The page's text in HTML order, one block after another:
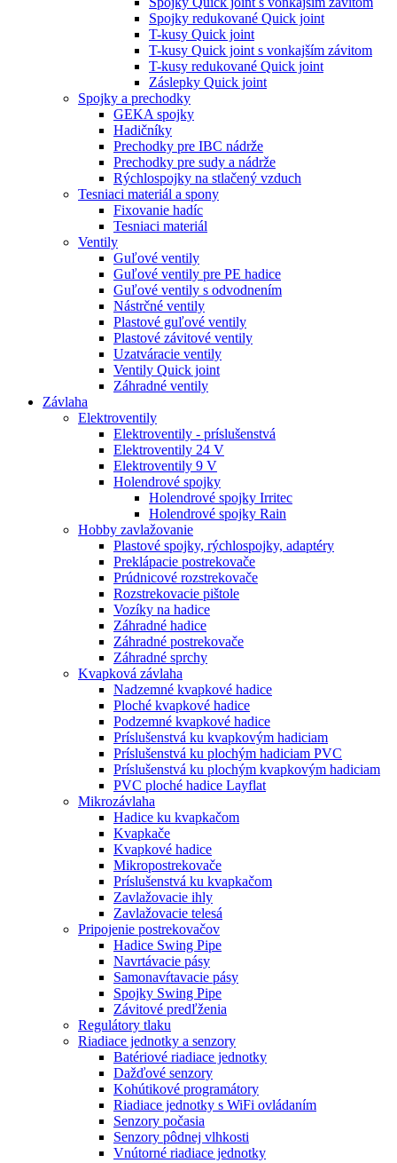
Spojky redukované Quick joint
T-kusy Quick joint
T-kusy Quick joint s vonkajším závitom
T-kusy redukované Quick joint
Záslepky Quick joint
Spojky a prechodky
GEKA spojky
Hadičníky
Prechodky pre IBC nádrže
Prechodky pre sudy a nádrže
Rýchlospojky na stlačený vzduch
Tesniaci materiál a spony
Fixovanie hadíc
Tesniaci materiál
Ventily
Guľové ventily
Guľové ventily pre PE hadice
Guľové ventily s odvodnením
Nástrčné ventily
Plastové guľové ventily
Plastové závitové ventily
Uzatváracie ventily
Ventily Quick joint
Záhradné ventily
Závlaha
Elektroventily
Elektroventily - príslušenstvá
Elektroventily 24 V
Elektroventily 9 V
Holendrové spojky
Holendrové spojky Irritec
Holendrové spojky Rain
Hobby zavlažovanie
Plastové spojky, rýchlospojky, adaptéry
Preklápacie postrekovače
Prúdnicové rozstrekovače
Rozstrekovacie pištole
Vozíky na hadice
Záhradné hadice
Záhradné postrekovače
Záhradné sprchy
Kvapková závlaha
Nadzemné kvapkové hadice
Ploché kvapkové hadice
Podzemné kvapkové hadice
Príslušenstvá ku kvapkovým hadiciam
Príslušenstvá ku plochým hadiciam PVC
Príslušenstvá ku plochým kvapkovým hadiciam
PVC ploché hadice Layflat
Mikrozávlaha
Hadice ku kvapkačom
Kvapkače
Kvapkové hadice
Mikropostrekovače
Príslušenstvá ku kvapkačom
Zavlažovacie ihly
Zavlažovacie telesá
Pripojenie postrekovačov
Hadice Swing Pipe
Navrtávacie pásy
Samonavŕtavacie pásy
Spojky Swing Pipe
Závitové predľženia
Regulátory tlaku
Riadiace jednotky a senzory
Batériové riadiace jednotky
Dažďové senzory
Kohútikové programátory
Riadiace jednotky s WiFi ovládaním
Senzory počasia
Senzory pôdnej vlhkosti
Vnútorné riadiace jednotky